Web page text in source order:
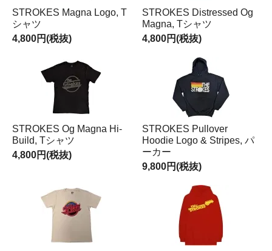
STROKES Magna Logo, T
シャツ
4,800円(税抜)
STROKES Distressed Og
Magna, Tシャツ
4,800円(税抜)
STROKES Og Magna Hi-
Build, Tシャツ
4,800円(税抜)
STROKES Pullover
Hoodie Logo & Stripes, パ
ーカー
9,800円(税抜)